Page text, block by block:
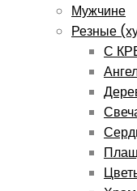
Мужчине
Резные
С